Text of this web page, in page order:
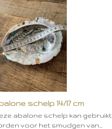
schelp 14/17 cm
abalone schelp kan gebruikt
voor het smudgen van…